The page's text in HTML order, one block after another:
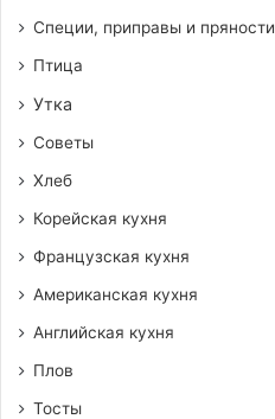
Специи, приправы и пряности
Птица
Утка
Советы
Хлеб
Корейская кухня
Французская кухня
Американская кухня
Английская кухня
Плов
Тосты